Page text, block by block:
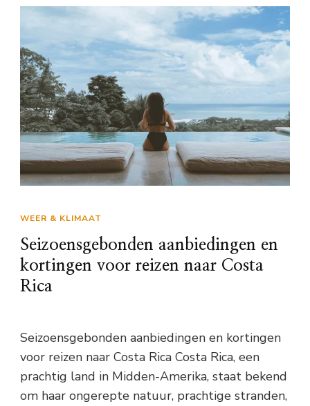
WEER & KLIMAAT
Seizoensgebonden aanbiedingen en
kortingen voor reizen naar Costa
Rica
Seizoensgebonden aanbiedingen en kortingen
voor reizen naar Costa Rica Costa Rica, een
prachtig land in Midden-Amerika, staat bekend
om haar ongerepte natuur, prachtige stranden,